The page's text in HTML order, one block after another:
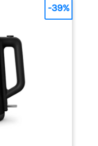
vous le voulez -
miettes
place facilement -
la poussière
les utilisations
-39%